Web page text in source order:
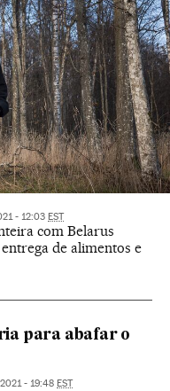
- 12:03 EST
com Belarus
de alimentos e
para abafar o
- 19:48 EST